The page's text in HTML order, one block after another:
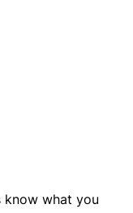
know what you